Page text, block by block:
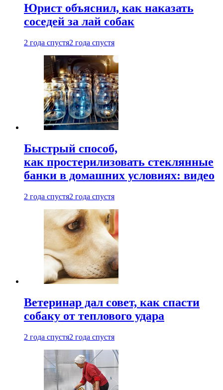
Юрист объяснил, как наказать
соседей за лай собак
2 года спустя2 года спустя
Быстрый способ,
как простерилизовать стеклянные
банки в домашних условиях: видео
2 года спустя2 года спустя
Ветеринар дал совет, как спасти
собаку от теплового удара
2 года спустя2 года спустя